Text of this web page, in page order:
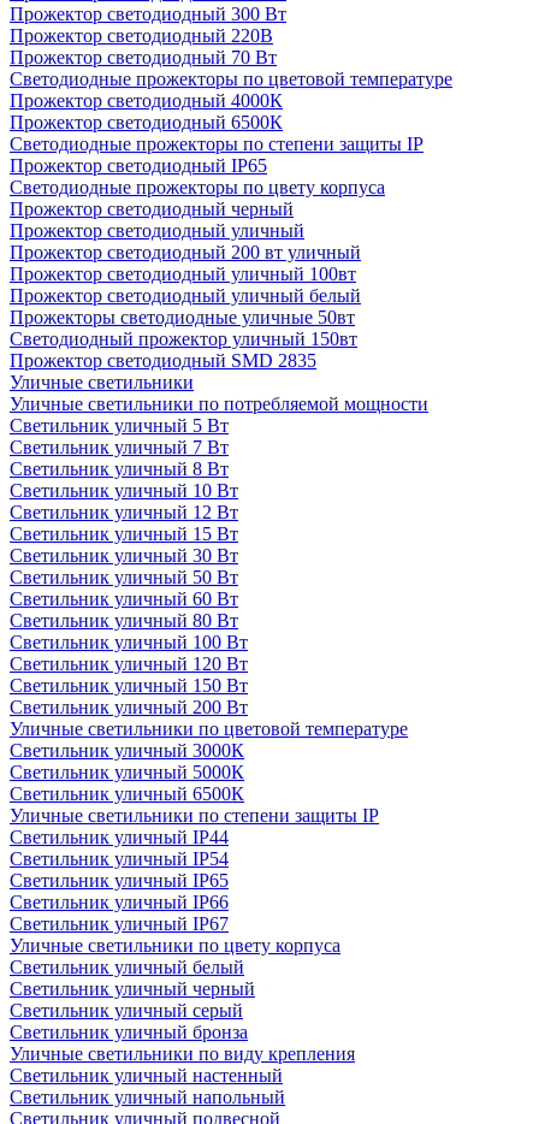
Прожектор светодиодный 300 Вт
Прожектор светодиодный 220В
Прожектор светодиодный 70 Вт
Светодиодные прожекторы по цветовой температуре
Прожектор светодиодный 4000К
Прожектор светодиодный 6500К
Светодиодные прожекторы по степени защиты IP
Прожектор светодиодный IP65
Светодиодные прожекторы по цвету корпуса
Прожектор светодиодный черный
Прожектор светодиодный уличный
Прожектор светодиодный 200 вт уличный
Прожектор светодиодный уличный 100вт
Прожектор светодиодный уличный белый
Прожекторы светодиодные уличные 50вт
Светодиодный прожектор уличный 150вт
Прожектор светодиодный SMD 2835
Уличные светильники
Уличные светильники по потребляемой мощности
Светильник уличный 5 Вт
Светильник уличный 7 Вт
Светильник уличный 8 Вт
Светильник уличный 10 Вт
Светильник уличный 12 Вт
Светильник уличный 15 Вт
Светильник уличный 30 Вт
Светильник уличный 50 Вт
Светильник уличный 60 Вт
Светильник уличный 80 Вт
Светильник уличный 100 Вт
Светильник уличный 120 Вт
Светильник уличный 150 Вт
Светильник уличный 200 Вт
Уличные светильники по цветовой температуре
Cветильник уличный 3000К
Cветильник уличный 5000К
Cветильник уличный 6500К
Уличные светильники по степени защиты IP
Светильник уличный IP44
Светильник уличный IP54
Светильник уличный IP65
Светильник уличный IP66
Светильник уличный IP67
Уличные светильники по цвету корпуса
Светильник уличный белый
Светильник уличный черный
Светильник уличный серый
Светильник уличный бронза
Уличные светильники по виду крепления
Светильник уличный настенный
Светильник уличный напольный
Светильник уличный подвесной